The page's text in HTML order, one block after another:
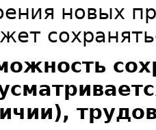
новых